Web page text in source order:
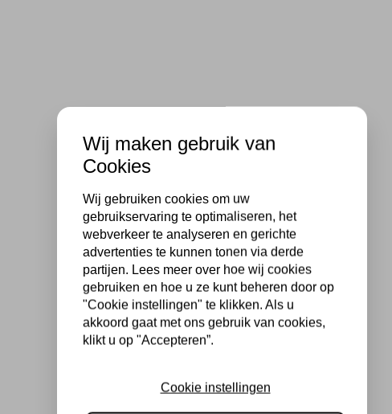
Wij maken gebruik van
Cookies
Wij gebruiken cookies om uw
gebruikservaring te optimaliseren, het
webverkeer te analyseren en gerichte
advertenties te kunnen tonen via derde
partijen. Lees meer over hoe wij cookies
gebruiken en hoe u ze kunt beheren door op
"Cookie instellingen" te klikken. Als u
akkoord gaat met ons gebruik van cookies,
klikt u op "Accepteren”.
Cookie instellingen